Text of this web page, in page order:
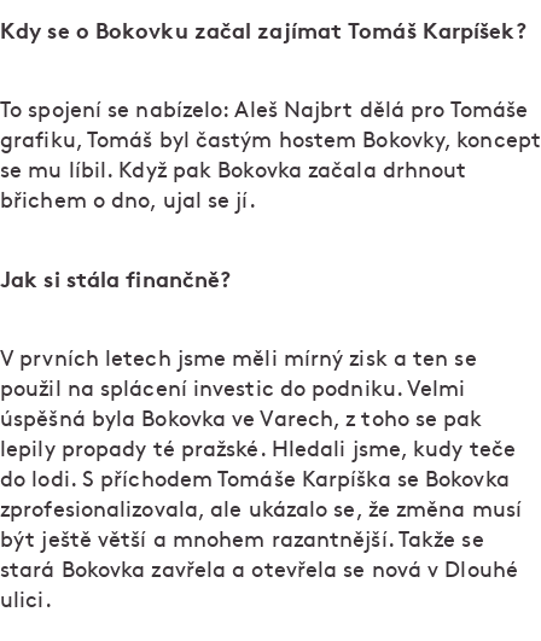
Kdy se o Bokovku začal zajímat Tomáš Karpíšek?
To spojení se nabízelo: Aleš Najbrt dělá pro Tomáše
grafiku, Tomáš byl častým hostem Bokovky, koncept
se mu líbil. Když pak Bokovka začala drhnout
břichem o dno, ujal se jí.
Jak si stála finančně?
V prvních letech jsme měli mírný zisk a ten se
použil na splácení investic do podniku. Velmi
úspěšná byla Bokovka ve Varech, z toho se pak
lepily propady té pražské. Hledali jsme, kudy teče
do lodi. S příchodem Tomáše Karpíška se Bokovka
zprofesionalizovala, ale ukázalo se, že změna musí
být ještě větší a mnohem razantnější. Takže se
stará Bokovka zavřela a otevřela se nová v Dlouhé
ulici.